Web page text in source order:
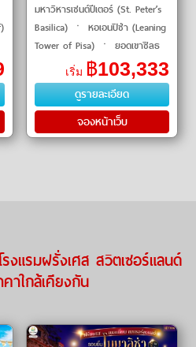
มหาวิหารเซนต์ปีเตอร์ (St. Peter’s
Basilica) ㆍ หอเอนปิซ่า (Leaning
Tower of Pisa) ㆍ ยอดเขาซิลธ
อร์น (Schilthorn) ㆍ พระรา
ชวังแวร์ซายส์ (Palace of
Versailles) ㆍ หอไ
เริ่ม ฿103,333
ดูรายละเอียด
จองหน้าเว็บ
แรมฝรั่งเศส สวิตเซอร์แลนด์
าใกล้เคียงกัน